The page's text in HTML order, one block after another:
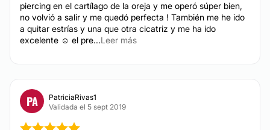
Levantamiento de glúteos
Mentoplastia
Implantes de cabello
DERMATOLOGÍA
piercing en el cartílago de la oreja y me operó súper bien,
no volvió a salir y me quedó perfecta ! También me he ido
a quitar estrías y una que otra cicatriz y me ha ido
excelente ☺️ el pre...Leer más
PA
PatriciaRivas1
Validada el 5 sept 2019